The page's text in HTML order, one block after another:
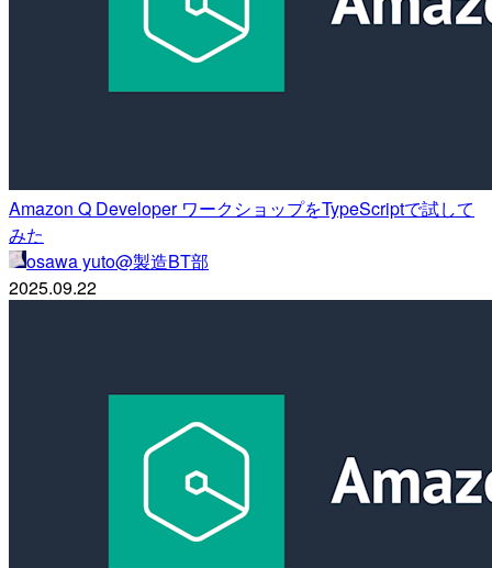
Amazon Q Developer ワークショップをTypeScriptで試して
みた
osawa yuto@製造BT部
2025.09.22